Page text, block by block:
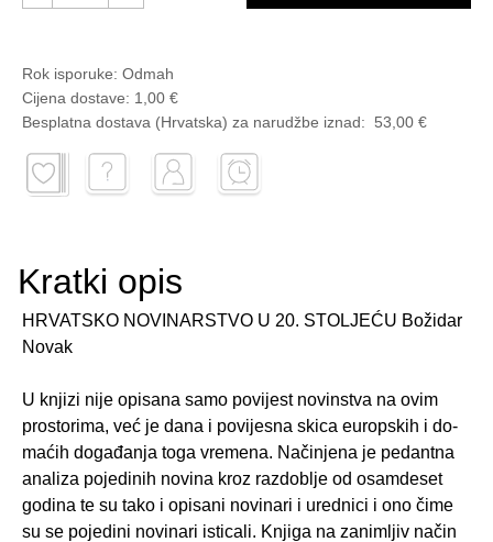
Rok isporuke: Odmah
Cijena dostave: 1,00 €
Besplatna dostava (Hrvatska) za narudžbe iznad: 53,00 €
Kratki opis
HRVATSKO NOVINARSTVO U 20. STOLJEĆU Božidar
Novak
U knji­zi nije opi­sa­na samo po­vi­jest no­vin­stva na ovim
pro­sto­ri­ma, već je dana i po­vi­je­sna skica eu­rop­skih i do­
ma­ćih do­ga­đa­nja toga vre­me­na. Na­či­nje­na je pe­dan­t­na
ana­li­za po­je­di­nih no­vi­na kroz raz­dob­lje od osam­de­set
go­di­na te su tako i opi­sa­ni no­vi­na­ri i ured­ni­ci i ono čime
su se po­je­di­ni no­vi­na­ri is­ti­ca­li. Knji­ga na za­nim­ljiv način